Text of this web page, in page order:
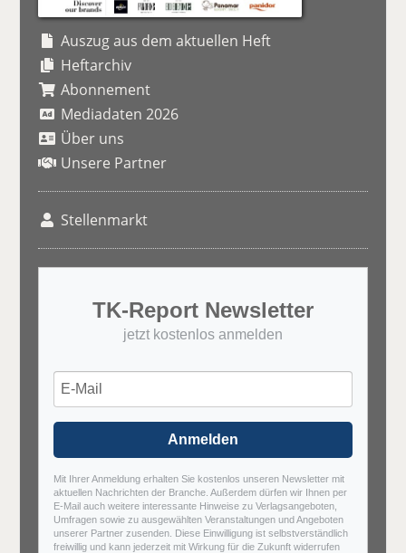
Auszug aus dem aktuellen Heft
Heftarchiv
Abonnement
Mediadaten 2026
Über uns
Unsere Partner
Stellenmarkt
TK-Report Newsletter
jetzt kostenlos anmelden
Anmelden
Mit Ihrer Anmeldung erhalten Sie kostenlos unseren Newsletter mit
aktuellen Nachrichten der Branche. Außerdem dürfen wir Ihnen per
E-Mail auch weitere interessante Hinweise zu Verlagsangeboten,
Umfragen sowie zu ausgewählten Veranstaltungen und Angeboten
unserer Partner zusenden. Diese Einwilligung ist selbstverständlich
freiwillig und kann jederzeit mit Wirkung für die Zukunft widerrufen